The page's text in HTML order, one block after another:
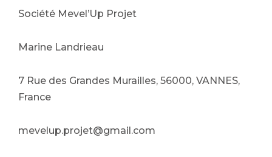
Société Mevel’Up Projet
Marine Landrieau
7 Rue des Grandes Murailles, 56000, VANNES,
France
mevelup.projet@gmail.com